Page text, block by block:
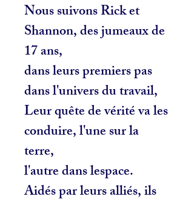
Nous suivons Rick et
Shannon, des jumeaux de
17 ans,
dans leurs premiers pas
dans l'univers du travail,
Leur quête de vérité va les
conduire, l'une sur la
terre,
l'autre dans lespace.
Aidés par leurs alliés, ils